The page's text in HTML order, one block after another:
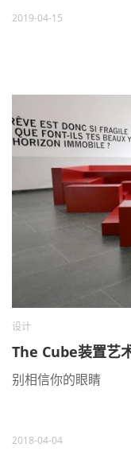
2019-04-15
设计
The Cube装置艺
别相信你的眼睛
2018-04-04